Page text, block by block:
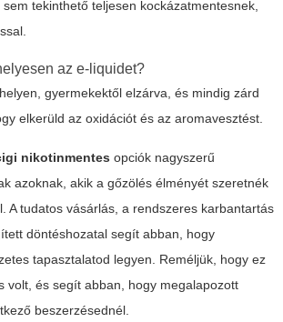
sem tekinthető teljesen kockázatmentesnek,
az e-liquidet?
gyermekektől elzárva, és mindig zárd
elkerüld az oxidációt és az aromavesztést.
nikotinmentes opciók nagyszerű
azoknak, akik a gőzölés élményét szeretnék
A tudatos vásárlás, a rendszeres karbantartás
döntéshozatal segít abban, hogy
tapasztalatod legyen. Reméljük, hogy ez
volt, és segít abban, hogy megalapozott
beszerzésednél.